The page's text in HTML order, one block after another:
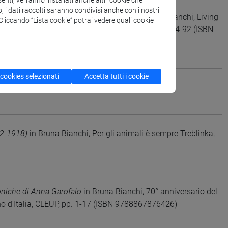
of Hunger in Central Europe in Bruna Bianchi, Living
Cambridge, Cambridge Scholar, pp. 64-92 (ISBN
Violence, Milano, Mimesis, pp. 17-34
1918) in Bruna Bianchi, Per gli animali è sempre Treblinka,
di Anna Garofalo in Bruna Bianchi, 70° anniversario del
CLEUP, pp. 1-17 (ISBN 9788867876426)
i dati raccolti saranno condivisi anche con i nostri
“Lista cookie” potrai vedere quali cookie
selezionati Accetta tutti i cookie